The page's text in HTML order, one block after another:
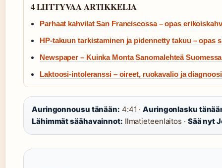
4 LIITTYVAA ARTIKKELIA
Parhaat kahvilat San Franciscossa – opas
HP-takuun tarkistaminen ja pidennetty takuu – opas
Newspaper – Kuinka Monta Sanomalehteä
Laktoosi-intoleranssi – oireet, ruokavalio ja diagnoosi
Auringonnousu tänään: 4:41 ·Auringonlasku
Lähimmät säähavainnot: Ilmatieteenlaitos · Sää nyt